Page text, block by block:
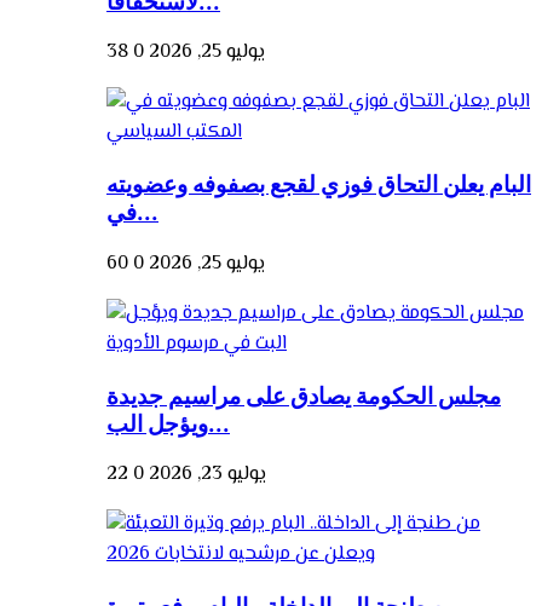
يوليو 25, 2026 0
38
البام يعلن التحاق فوزي لقجع بصفوفه وعضويته
في...
يوليو 25, 2026 0
60
مجلس الحكومة يصادق على مراسيم جديدة
ويؤجل الب...
يوليو 23, 2026 0
22